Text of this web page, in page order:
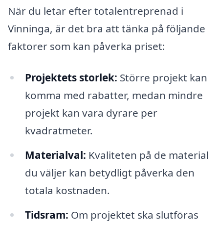
När du letar efter totalentreprenad i
Vinninga, är det bra att tänka på följande
faktorer som kan påverka priset:
Projektets storlek: Större projekt kan
komma med rabatter, medan mindre
projekt kan vara dyrare per
kvadratmeter.
Materialval: Kvaliteten på de material
du väljer kan betydligt påverka den
totala kostnaden.
Tidsram: Om projektet ska slutföras